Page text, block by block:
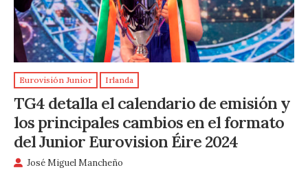
Eurovisión Junior Irlanda
TG4 detalla el calendario de emisión y
los principales cambios en el formato
del Junior Eurovision Éire 2024
José Miguel Mancheño